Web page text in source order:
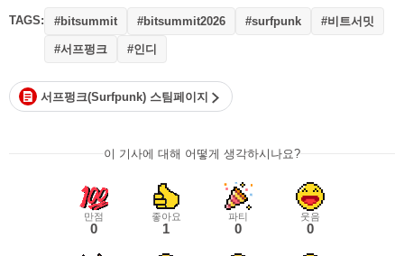
TAGS: #bitsummit #bitsummit2026 #surfpunk #비트서밋
#서프펑크 #인디
서프펑크(Surfpunk) 스팀페이지
이 기사에 대해 어떻게 생각하시나요?
만점
0
좋아요
1
파티
0
웃음
0